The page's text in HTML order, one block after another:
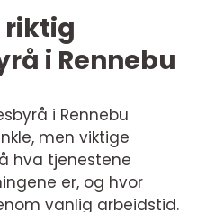
riktig
i Rennebu
i Rennebu
men viktige
hva tjenestene
er, og hvor
vanlig arbeidstid.